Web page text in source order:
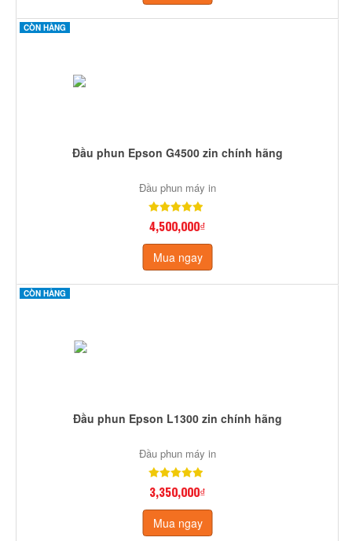
CÒN HÀNG
Đầu phun Epson G4500 zin chính hãng
Đầu phun máy in
4,500,000₫
Mua ngay
CÒN HÀNG
Đầu phun Epson L1300 zin chính hãng
Đầu phun máy in
3,350,000₫
Mua ngay